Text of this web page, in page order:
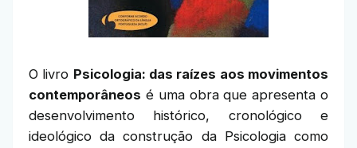
O livro Psicologia: das raízes aos movimentos
contemporâneos é uma obra que apresenta o
desenvolvimento histórico, cronológico e
ideológico da construção da Psicologia como